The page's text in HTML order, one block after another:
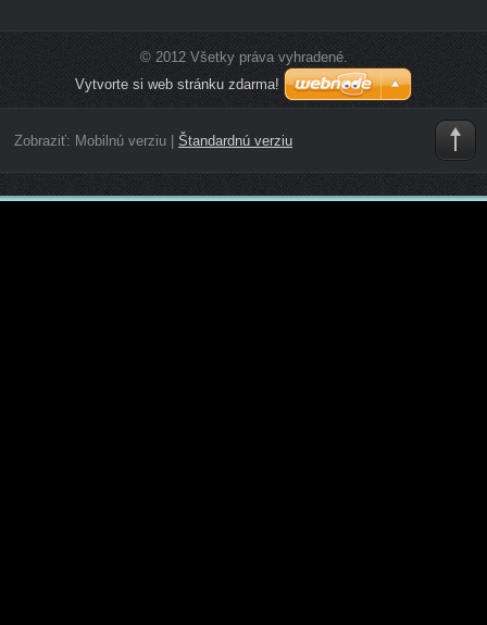
© 2012 Všetky práva vyhradené.
Vytvorte si web stránku zdarma!
Zobraziť: Mobilnú verziu| Štandardnú verziu